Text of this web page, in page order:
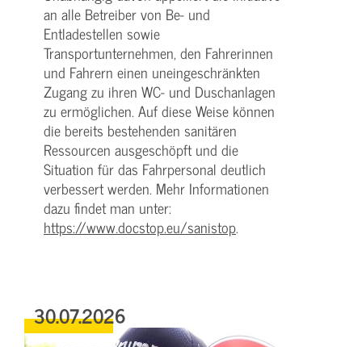
an alle Betreiber von Be- und
Entladestellen sowie
Transportunternehmen, den Fahrerinnen
und Fahrern einen uneingeschränkten
Zugang zu ihren WC- und Duschanlagen
zu ermöglichen. Auf diese Weise können
die bereits bestehenden sanitären
Ressourcen ausgeschöpft und die
Situation für das Fahrpersonal deutlich
verbessert werden. Mehr Informationen
dazu findet man unter:
https://www.docstop.eu/sanistop.
30.07.2026